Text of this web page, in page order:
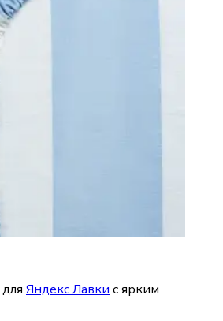
для Яндекс Лавки с ярким